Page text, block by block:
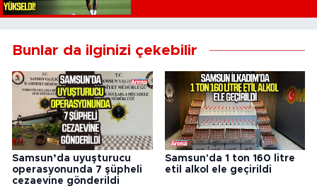
Bunlar da ilginizi çekebilir
Samsun’da uyuşturucu
operasyonunda 7 şüpheli
cezaevine gönderildi
Samsun'da 1 ton 160 litre
etil alkol ele geçirildi